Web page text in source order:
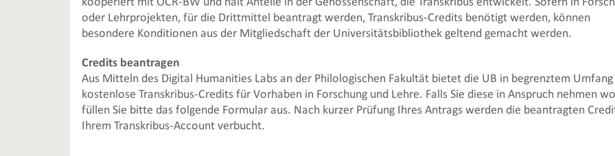
oder Lehrprojekten, für die Drittmittel beantragt werden, Transkribus-Credits benötigt werden, können
besondere Konditionen aus der Mitgliedschaft der Universitätsbibliothek geltend gemacht werden.
Credits beantragen
Aus Mitteln des Digital Humanities Labs an der Philologischen Fakultät bietet die UB in begrenztem Umfang
kostenlose Transkribus-Credits für Vorhaben in Forschung und Lehre. Falls Sie diese in Anspruch nehmen
füllen Sie bitte das folgende Formular aus. Nach kurzer Prüfung Ihres Antrags werden die beantragten
Ihrem Transkribus-Account verbucht.